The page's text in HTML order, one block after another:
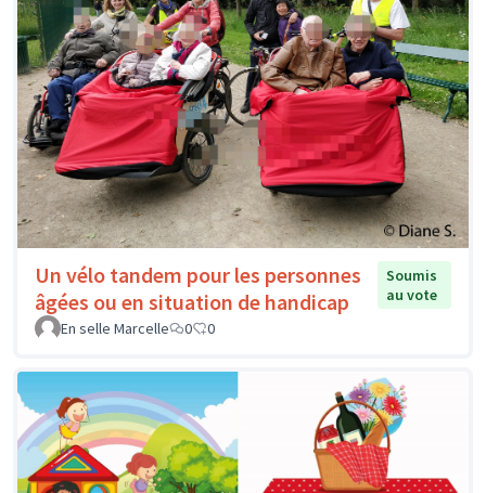
Un vélo tandem pour les personnes
âgées ou en situation de handicap
Soumis
au vote
En selle Marcelle
0 0